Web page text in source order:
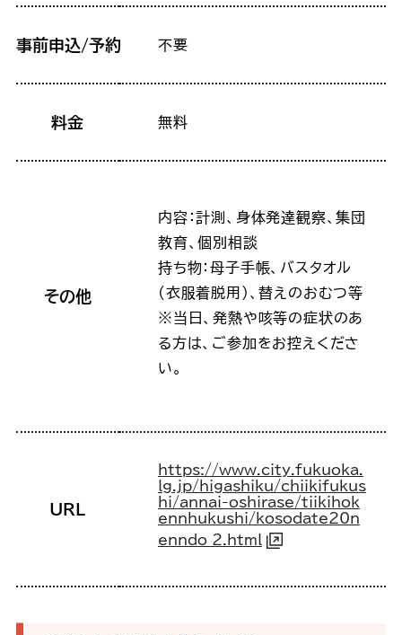
事前申込/予約 不要
料金 無料
その他
内容：計測、身体発達観察、集団
教育、個別相談
持ち物：母子手帳、バスタオル
(衣服着脱用)、替えのおむつ等
※当日、発熱や咳等の症状のあ
る方は、ご参加をお控えくださ
い。
URL
https://www.city.fukuoka.
lg.jp/higashiku/chiikifukus
hi/annai-oshirase/tiikihok
ennhukushi/kosodate20n
enndo_2.html